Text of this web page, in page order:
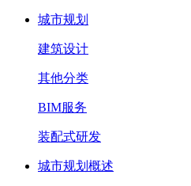
城市规划
建筑设计
其他分类
BIM服务
装配式研发
城市规划概述